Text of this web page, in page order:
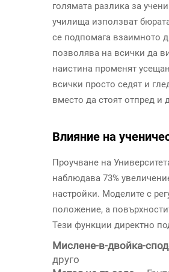
голямата разлика за
училища използват
се подпомага взаимното
позволява на всички да
наистина променят
всички просто седят и
вместо да стоят отпред и
Влияние на
Проучване на
наблюдава 73%
настройки. Моделите с
положение, а
Тези функции директно
Мислене-в-двойка-
друго